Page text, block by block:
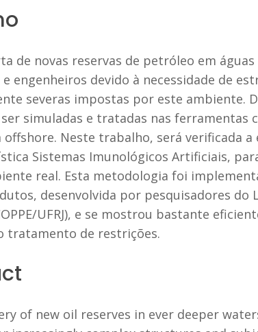
de novas reservas de petróleo em
engenheiros devido à necessidade de
severas impostas por este ambiente.
simuladas e tratadas nas
offshore. Neste trabalho, será verificada
Sistemas Imunológicos Artificiais,
real. Esta metodologia foi
desenvolvida por pesquisadores
UFRJ), e se mostrou bastante
tratamento de restrições.
of new oil reserves in ever deeper